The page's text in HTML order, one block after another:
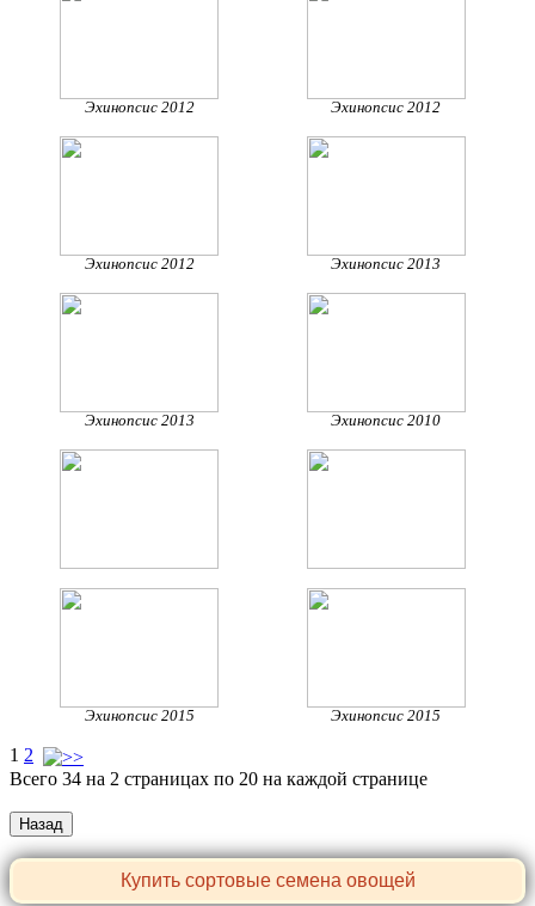
Эхинопсис 2012 Эхинопсис 2012
Эхинопсис 2012 Эхинопсис 2013
Эхинопсис 2013 Эхинопсис 2010
Эхинопсис 2015 Эхинопсис 2015
1 2
Всего 34 на 2 страницах по 20 на каждой странице